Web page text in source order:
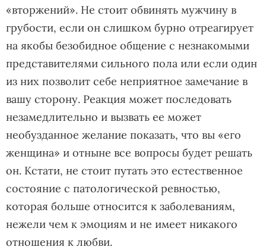
«вторжений». Не стоит обвинять мужчину в
грубости, если он слишком бурно отреагирует
на якобы безобидное общение с незнакомыми
представителями сильного пола или если один
из них позволит себе неприятное замечание в
вашу сторону. Реакция может последовать
незамедлительно и вызвать ее может
необузданное желание показать, что вы «его
женщина» и отныне все вопросы будет решать
он. Кстати, не стоит путать это естественное
состояние с патологической ревностью,
которая больше относится к заболеваниям,
нежели чем к эмоциям и не имеет никакого
отношения к любви.